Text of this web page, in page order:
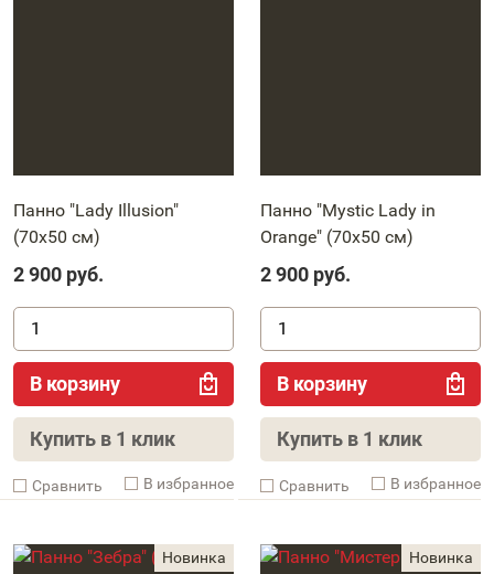
Панно "Lady Illusion"
(70х50 см)
2 900 руб.
В корзину
Купить в 1 клик
Cравнить В избранное
Панно "Mystic Lady in
Orange" (70х50 см)
2 900 руб.
В корзину
Купить в 1 клик
Cравнить В избранное